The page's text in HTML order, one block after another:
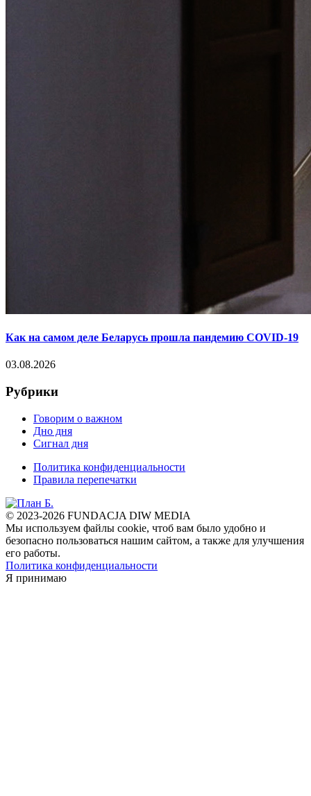
Как на самом деле Беларусь прошла пандемию COVID-19
03.08.2026
Рубрики
Говорим о важном
Дно дня
Сигнал дня
Политика конфиденциальности
Правила перепечатки
© 2023-2026 FUNDACJA DIW MEDIA
Мы используем файлы cookie, чтоб вам было удобно и
безопасно пользоваться нашим сайтом, а также для улучшения
его работы.
Политика конфиденциальности
Я принимаю